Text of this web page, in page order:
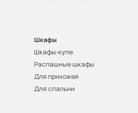
Шкафы
Шкафы-купе
Распашные шкафы
Для прихожей
Для спальни